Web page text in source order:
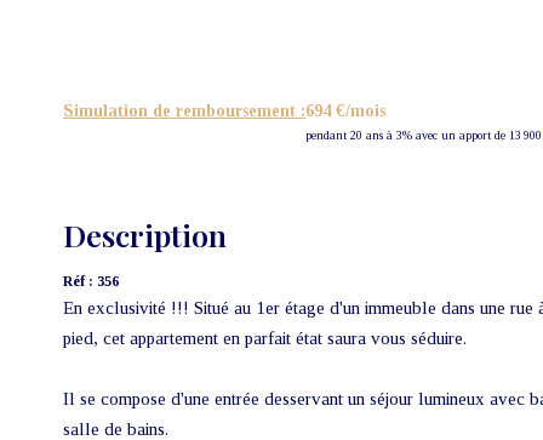
Simulation de remboursement :694 €/mois
pendant 20 ans à 3% avec un apport de 13
Description
Réf : 356
En exclusivité !!! Situé au 1er étage d'un immeuble dans une
pied, cet appartement en parfait état saura vous séduire.
Il se compose d'une entrée desservant un séjour lumineux avec
salle de bains.